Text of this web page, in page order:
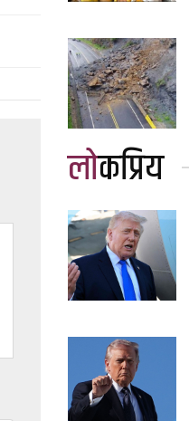
लोकप्रिय